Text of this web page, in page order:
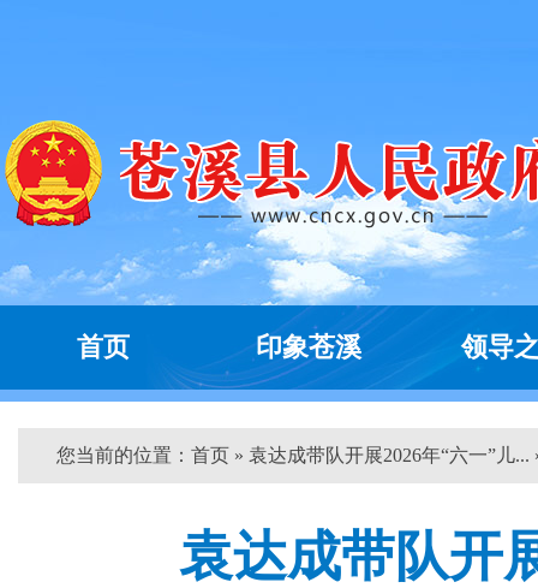
首页 印象苍溪 领导
您当前的位置： 首页 » 袁达成带队开展2026年“六一”儿...
袁达成带队开